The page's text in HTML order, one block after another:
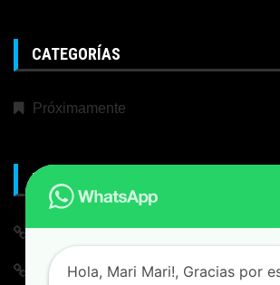
CATEGORÍAS
Próximamente
META
Alimentación de entradas
Hola, Mari Mari!, Gracias por